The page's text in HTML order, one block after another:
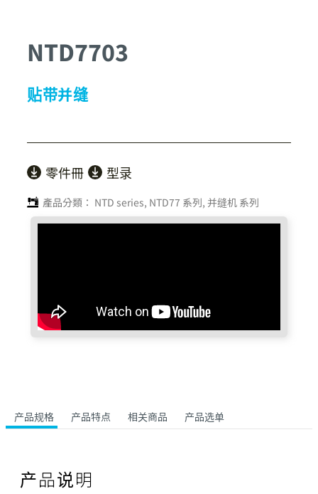
NTD7703
贴带并缝
零件冊 型录
產品分類： NTD series, NTD77 系列, 并缝机 系列
产品规格 产品特点 相关商品 产品选单
产品说明